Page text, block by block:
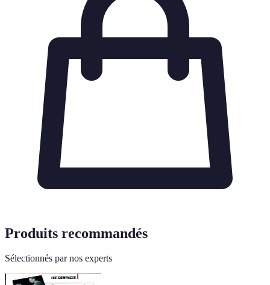
Produits recommandés
Sélectionnés par nos experts